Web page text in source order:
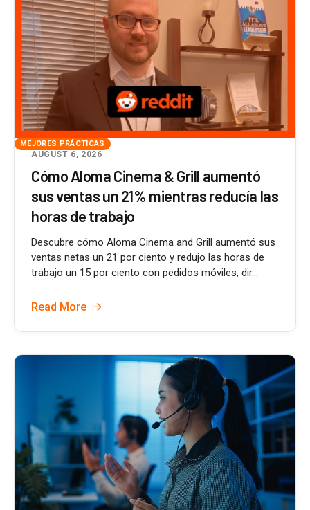
MEJORES PRÁCTICAS
AUGUST 6, 2026
Cómo Aloma Cinema & Grill aumentó
sus ventas un 21% mientras reducía las
horas de trabajo
Descubre cómo Aloma Cinema and Grill aumentó sus
ventas netas un 21 por ciento y redujo las horas de
trabajo un 15 por ciento con pedidos móviles, dir...
Read More